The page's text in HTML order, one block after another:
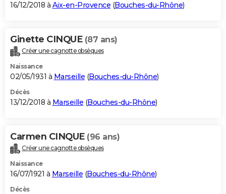
16/12/2018 à Aix-en-Provence (Bouches-du-Rhône)
Ginette CINQUE (87 ans)
Créer une cagnotte obsèques
Naissance
02/05/1931 à Marseille (Bouches-du-Rhône)
Décès
13/12/2018 à Marseille (Bouches-du-Rhône)
Carmen CINQUE (96 ans)
Créer une cagnotte obsèques
Naissance
16/07/1921 à Marseille (Bouches-du-Rhône)
Décès